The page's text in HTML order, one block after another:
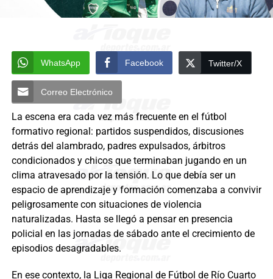
WhatsApp Facebook Twitter/X
Correo Electrónico
La escena era cada vez más frecuente en el fútbol
formativo regional: partidos suspendidos, discusiones
detrás del alambrado, padres expulsados, árbitros
condicionados y chicos que terminaban jugando en un
clima atravesado por la tensión. Lo que debía ser un
espacio de aprendizaje y formación comenzaba a convivir
peligrosamente con situaciones de violencia
naturalizadas. Hasta se llegó a pensar en presencia
policial en las jornadas de sábado ante el crecimiento de
episodios desagradables.
En ese contexto, la Liga Regional de Fútbol de Río Cuarto